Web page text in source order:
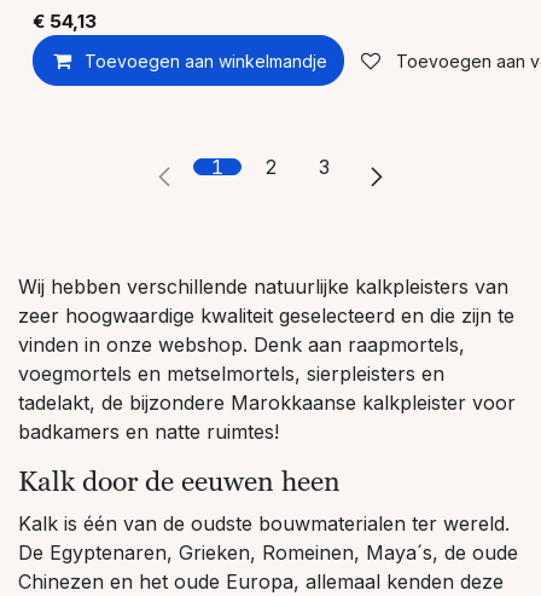
€ 54,13
Toevoegen aan winkelmandje Toevoegen aan
1 2 3
Wij hebben verschillende natuurlijke kalkpleisters van
zeer hoogwaardige kwaliteit geselecteerd en die zijn te
vinden in onze webshop. Denk aan raapmortels,
voegmortels en metselmortels, sierpleisters en
tadelakt, de bijzondere Marokkaanse kalkpleister voor
badkamers en natte ruimtes!
Kalk door de eeuwen heen
Kalk is één van de oudste bouwmaterialen ter wereld.
De Egyptenaren, Grieken, Romeinen, Maya´s, de oude
Chinezen en het oude Europa, allemaal kenden deze